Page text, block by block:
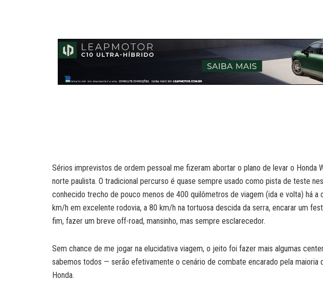
p
p
I
n
o
k
n
k
Sérios imprevistos de ordem pessoal me fizeram abortar o plano de levar o Honda
norte paulista. O tradicional percurso é quase sempre usado como pista de teste
conhecido trecho de pouco menos de 400 quilômetros de viagem (ida e volta) há a
km/h em excelente rodovia, a 80 km/h na tortuosa descida da serra, encarar um
fim, fazer um breve off-road, mansinho, mas sempre esclarecedor.
Sem chance de me jogar na elucidativa viagem, o jeito foi fazer mais algumas
sabemos todos — serão efetivamente o cenário de combate encarado pela maioria
Honda.